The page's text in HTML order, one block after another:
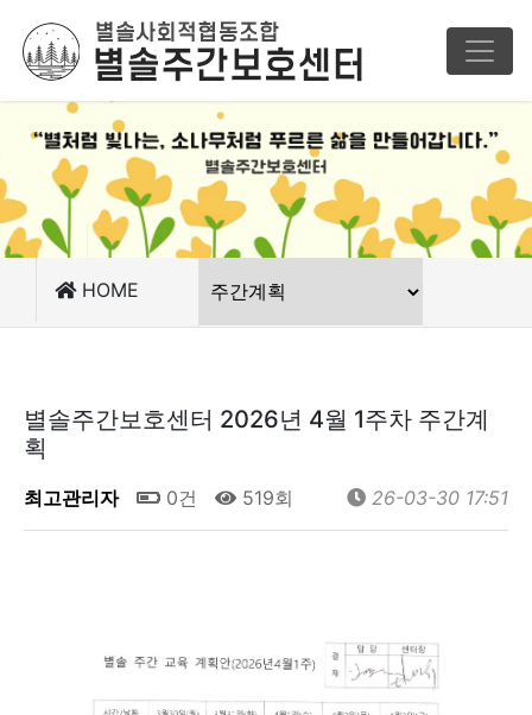
HOME
별솔주간보호센터 2026년 4월 1주차 주간계
획
최고관리자 0건 519회 26-03-30 17:51